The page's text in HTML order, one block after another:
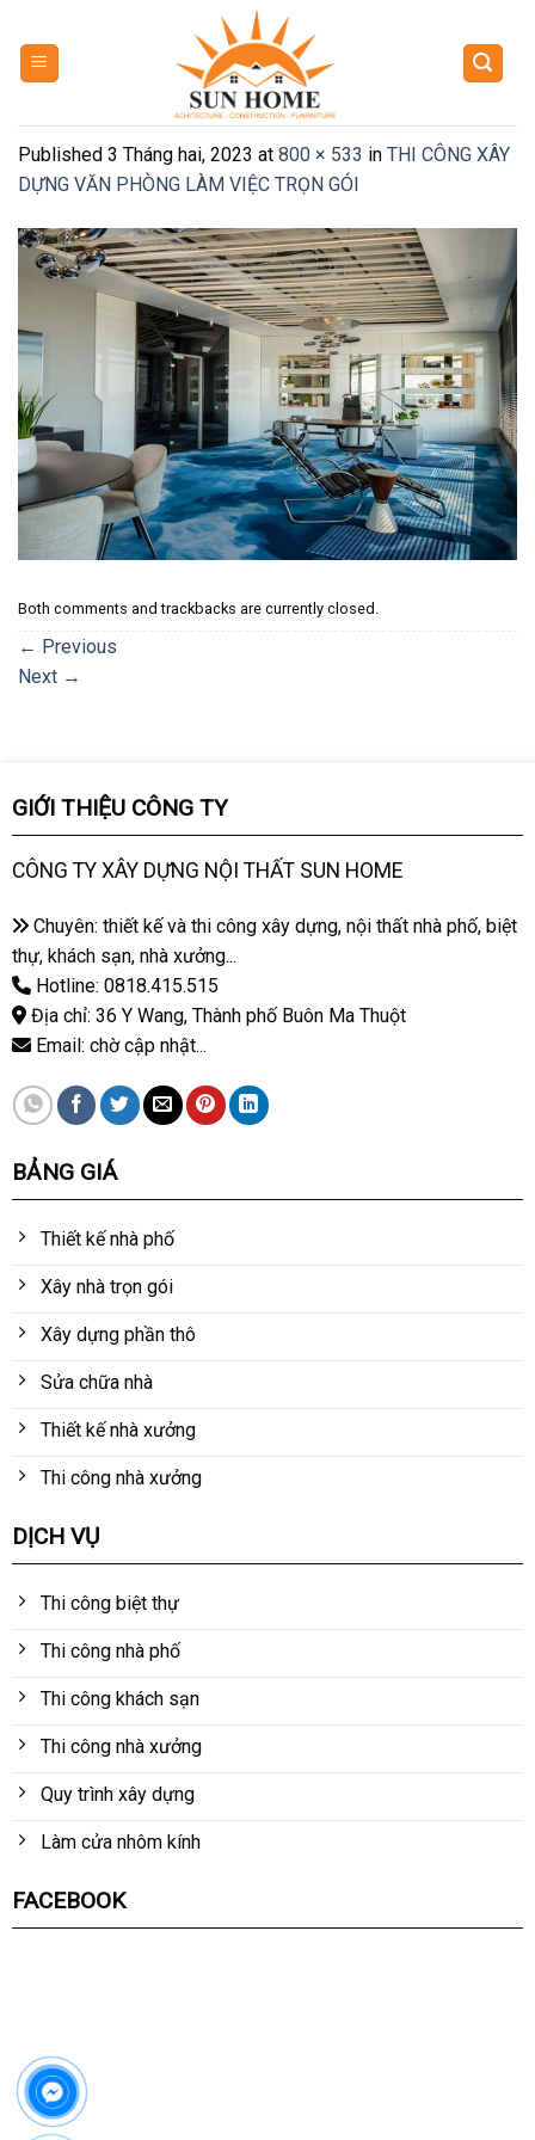
content
Published 3 Tháng hai, 2023 at 800 × 533 in THI CÔNG XÂY
DỰNG VĂN PHÒNG LÀM VIỆC TRỌN GÓI
Both comments and trackbacks are currently closed.
← Previous
Next →
GIỚI THIỆU CÔNG TY
CÔNG TY XÂY DỰNG NỘI THẤT SUN HOME
Chuyên: thiết kế và thi công xây dựng, nội thất nhà phố, biệt
thự, khách sạn, nhà xưởng...
Hotline: 0818.415.515
Địa chỉ: 36 Y Wang, Thành phố Buôn Ma Thuột
Email: chờ cập nhật...
BẢNG GIÁ
Thiết kế nhà phố
Xây nhà trọn gói
Xây dựng phần thô
Sửa chữa nhà
Thiết kế nhà xưởng
Thi công nhà xưởng
DỊCH VỤ
Thi công biệt thự
Thi công nhà phố
Thi công khách sạn
Thi công nhà xưởng
Quy trình xây dựng
Làm cửa nhôm kính
FACEBOOK